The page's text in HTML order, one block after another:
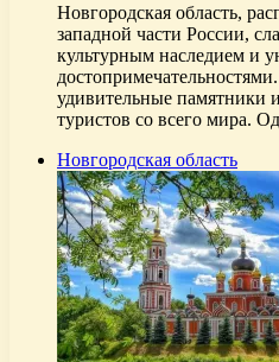
Новгородская область,
западной части России,
культурным наследием и
удивительные памятники
туристов со всего мира.
Новгородская область